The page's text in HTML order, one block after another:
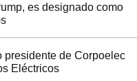
es designado como
presidente de Corpoelec
Eléctricos